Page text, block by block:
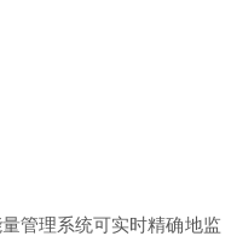
管理系统可实时精确地监